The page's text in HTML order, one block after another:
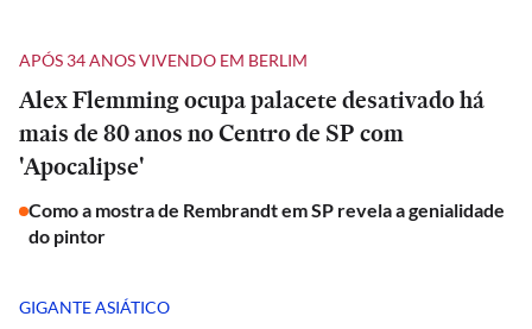
APÓS 34 ANOS VIVENDO EM BERLIM
Alex Flemming ocupa palacete desativado há
mais de 80 anos no Centro de SP com
'Apocalipse'
Como a mostra de Rembrandt em SP revela a genialidade
do pintor
GIGANTE ASIÁTICO